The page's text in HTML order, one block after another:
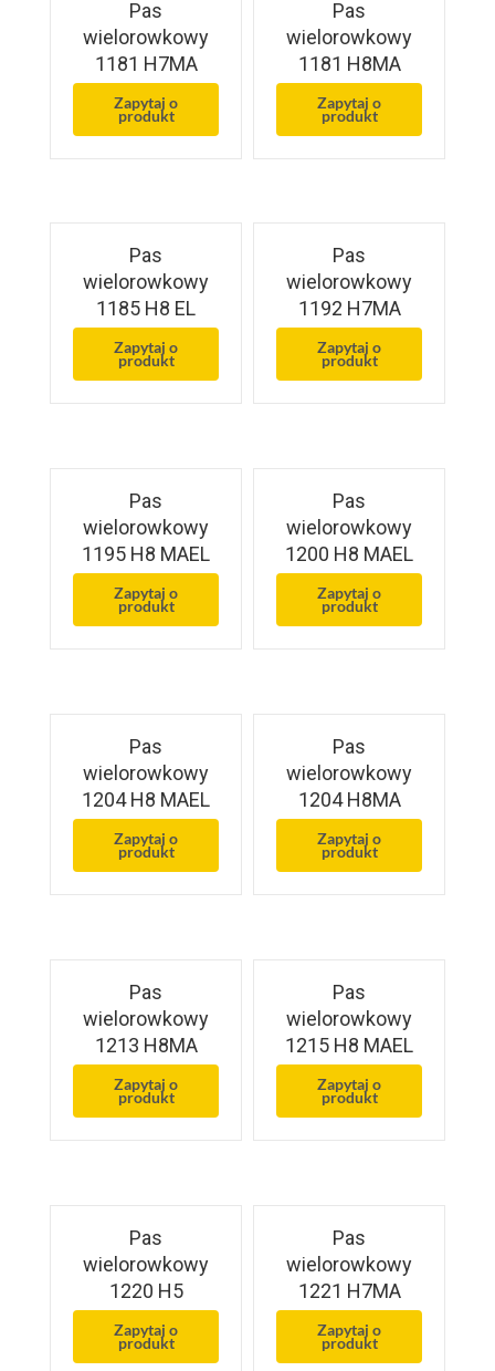
Pas
wielorowkowy
1181 H7MA
Zapytaj o
produkt
Pas
wielorowkowy
1181 H8MA
Zapytaj o
produkt
Pas
wielorowkowy
1185 H8 EL
Zapytaj o
produkt
Pas
wielorowkowy
1192 H7MA
Zapytaj o
produkt
Pas
wielorowkowy
1195 H8 MAEL
Zapytaj o
produkt
Pas
wielorowkowy
1200 H8 MAEL
Zapytaj o
produkt
Pas
wielorowkowy
1204 H8 MAEL
Zapytaj o
produkt
Pas
wielorowkowy
1204 H8MA
Zapytaj o
produkt
Pas
wielorowkowy
1213 H8MA
Zapytaj o
produkt
Pas
wielorowkowy
1215 H8 MAEL
Zapytaj o
produkt
Pas
wielorowkowy
1220 H5
Zapytaj o
produkt
Pas
wielorowkowy
1221 H7MA
Zapytaj o
produkt